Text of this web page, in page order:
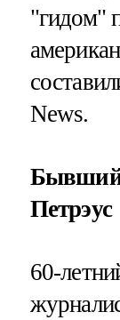
"гидом"
News.
Бывший
Петрэус
60-